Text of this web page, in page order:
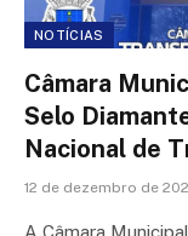
NOTÍCIAS
Câmara
Selo
Nacional de
12 de dezembro de
A Câmara